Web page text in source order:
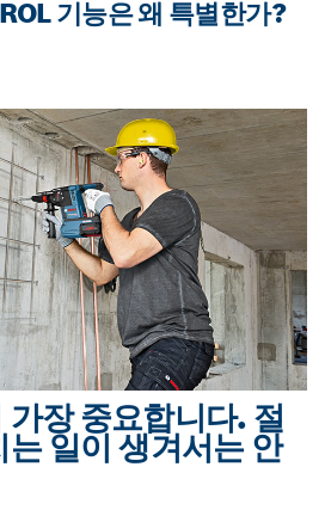
기능은 왜 특별한가?
장 중요합니다. 절
일이 생겨서는 안